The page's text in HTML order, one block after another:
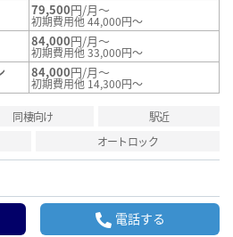
79,500円/月～
初期費用他 44,000円～
84,000円/月～
初期費用他 33,000円～
84,000円/月～
初期費用他 14,300円～
同棲向け
駅近
オートロック
電話する